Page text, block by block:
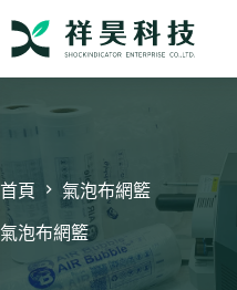
首頁 氣泡布網籃
氣泡布網籃